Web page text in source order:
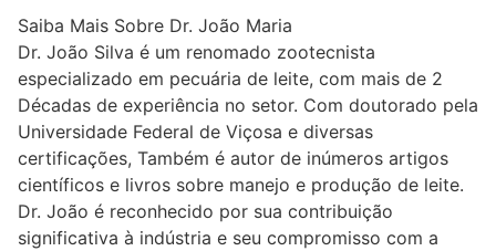
Saiba Mais Sobre Dr. João Maria
Dr. João Silva é um renomado zootecnista
especializado em pecuária de leite, com mais de 2
Décadas de experiência no setor. Com doutorado pela
Universidade Federal de Viçosa e diversas
certificações, Também é autor de inúmeros artigos
científicos e livros sobre manejo e produção de leite.
Dr. João é reconhecido por sua contribuição
significativa à indústria e seu compromisso com a